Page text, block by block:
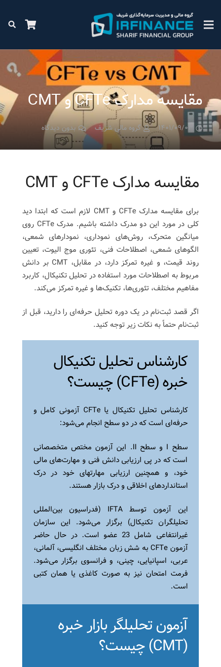
مقایسه مدارک CFTe و CMT
۱۴۰۱/۰۹/۰۳ گروه مالی شریف بدون دیدگاه
مقایسه مدارک CFTe و CMT
برای مقایسه مدارک CFTe و CMT لازم است که ابتدا دید
کلی در مورد این دو مدرک داشته باشیم. مدرک CFTe روی
میانگین متحرک، روش‌های نموداری، نمودارهای شمعی،
الگوهای شمعی، اصطلاحات فنی، تئوری موج الیوت، تعیین
روند قیمت، و غیره تمرکز دارد، در مقابل، CMT بر دانش
مربوط به اصطلاحات مورد استفاده در تحلیل تکنیکال، کاربرد
مفاهیم مختلف، تئوری‌ها، تکنیک‌ها و غیره تمرکز می‌کند.
اگر قصد ثبت‌نام در یک دوره تحلیل حرفه‌ای را دارید، قبل از
ثبت‌نام حتماً به نکات زیر توجه کنید.
کارشناس تحلیل تکنیکال
خبره (CFTe) چیست؟
کارشناس تحلیل تکنیکال یا CFTe آزمونی کامل و
حرفه‌ای است که در دو سطح انجام می‌شود:
سطح I و سطح II. این آزمون مختص متخصصانی
است که در پی ارزیابی دانش فنی و مهارت‌های مالی
خود، و همچنین ارزیابی مهارتهای خود در درک
استانداردهای اخلاقی و درک بازار هستند.
این آزمون توسط IFTA (فدراسیون بین‌المللی
تحلیلگران تکنیکال) برگزار می‌شود. این سازمان
غیرانتفاعی شامل 23 عضو است. در حال حاضر
آزمون CFTe به شش زبان مختلف انگلیسی، آلمانی،
عربی، اسپانیایی، چینی، و فرانسوی برگزار می‌شود.
فرمت امتحان نیز به صورت کاغذی یا همان کتبی
است.
آزمون تحلیلگر بازار خبره
(CMT) چیست؟